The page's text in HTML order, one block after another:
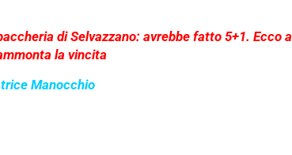
di Selvazzano: avrebbe fatto 5+1. Ecco a
la vincita
Manocchio